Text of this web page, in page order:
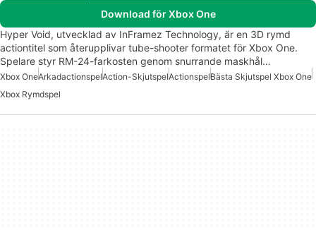
Download för Xbox One
Hyper Void, utvecklad av InFramez Technology, är en 3D rymd
actiontitel som återupplivar tube-shooter formatet för Xbox One.
Spelare styr RM-24-farkosten genom snurrande maskhål…
Xbox OneArkadactionspelAction-SkjutspelActionspelBästa Skjutspel Xbox One
Xbox Rymdspel